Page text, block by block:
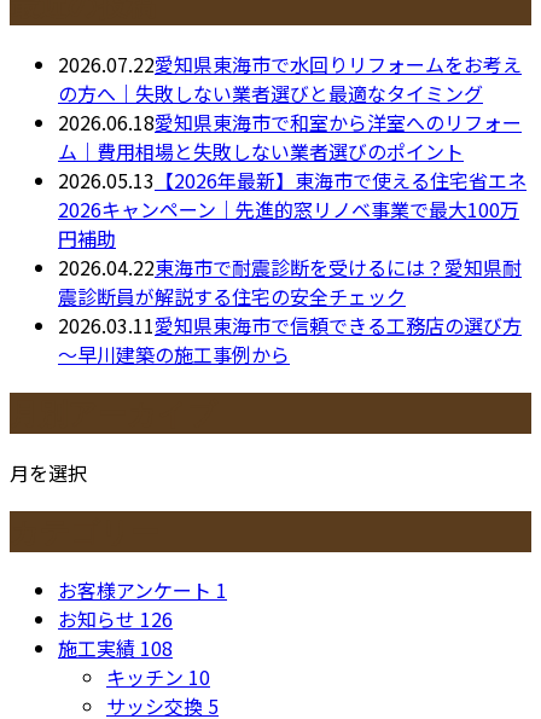
2026.07.22愛知県東海市で水回りリフォームをお考え
の方へ｜失敗しない業者選びと最適なタイミング
2026.06.18愛知県東海市で和室から洋室へのリフォー
ム｜費用相場と失敗しない業者選びのポイント
2026.05.13 【2026年最新】東海市で使える住宅省エネ
2026キャンペーン｜先進的窓リノベ事業で最大100万
円補助
2026.04.22東海市で耐震診断を受けるには？愛知県耐
震診断員が解説する住宅の安全チェック
2026.03.11愛知県東海市で信頼できる工務店の選び方
～早川建築の施工事例から
月を選択
お客様アンケート 1
お知らせ 126
施工実績 108
キッチン 10
サッシ交換 5